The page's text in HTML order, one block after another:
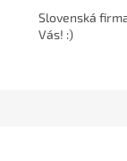
Slovenská
Vás! :)